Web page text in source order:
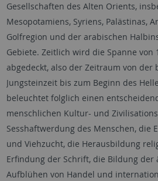
Gesellschaften des Alten Orients,
Mesopotamiens, Syriens, Palästinas,
Golfregion und der arabischen
Gebiete. Zeitlich wird die Spanne von
abgedeckt, also der Zeitraum von der
Jungsteinzeit bis zum Beginn des
beleuchtet folglich einen
menschlichen Kultur- und
Sesshaftwerdung des Menschen, die
und Viehzucht, die Herausbildung
Erfindung der Schrift, die Bildung der
Aufblühen von Handel und